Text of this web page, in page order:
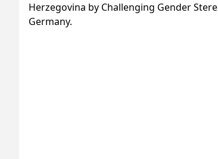
Herzegovina by Challenging Gender
Germany.